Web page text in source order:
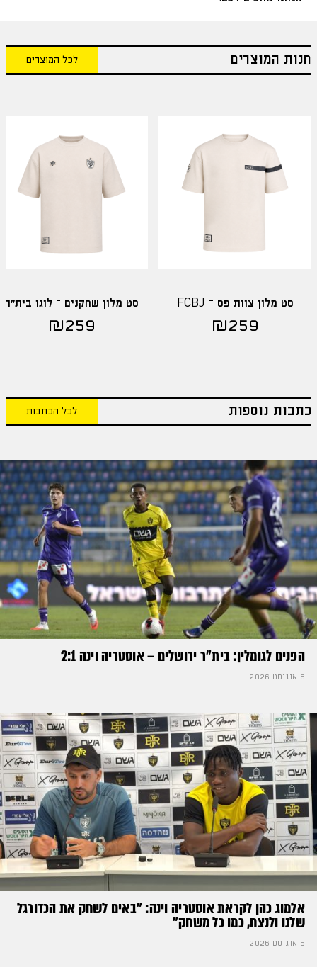
חנות המוצרים לכל המוצרים
סט מלון צוות פס – FCBJ
₪259
סט מלון שחקנים – לוגו בית"ר
₪259
כתבות נוספות לכל הכתבות
הפנים לגומלין: בית״ר ירושלים – אוסטריה וינה 2:1
6 אוגוסט 2026
אלמוג כהן לקראת אוסטריה וינה: ״באים לשחק את הכדורגל
שלנו ולנצח, כמו כל משחק״
5 אוגוסט 2026